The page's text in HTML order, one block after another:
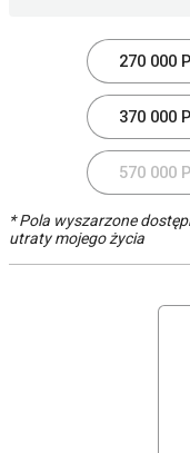
270 000
370 000
570 000
* Pola wyszarzone
utraty mojego życia